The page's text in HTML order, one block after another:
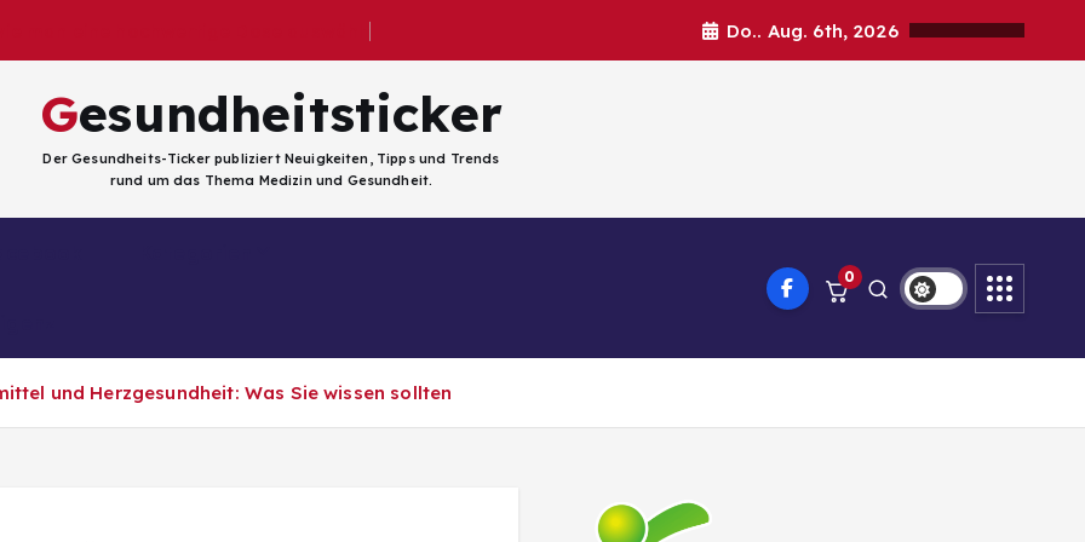
Do.. Aug. 6th, 2026
Gesundheitsticker
Der Gesundheits-Ticker publiziert Neuigkeiten, Tipps und Trends
rund um das Thema Medizin und Gesundheit.
0
und Herzgesundheit: Was Sie wissen sollten